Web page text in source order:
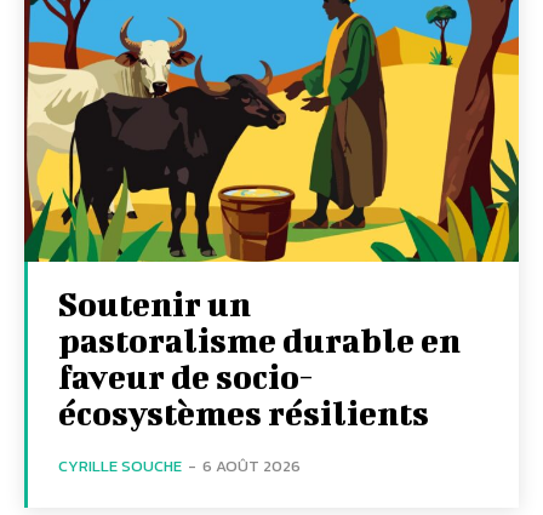
Soutenir un
pastoralisme durable en
faveur de socio-
écosystèmes résilients
CYRILLE SOUCHE - 6 AOÛT 2026